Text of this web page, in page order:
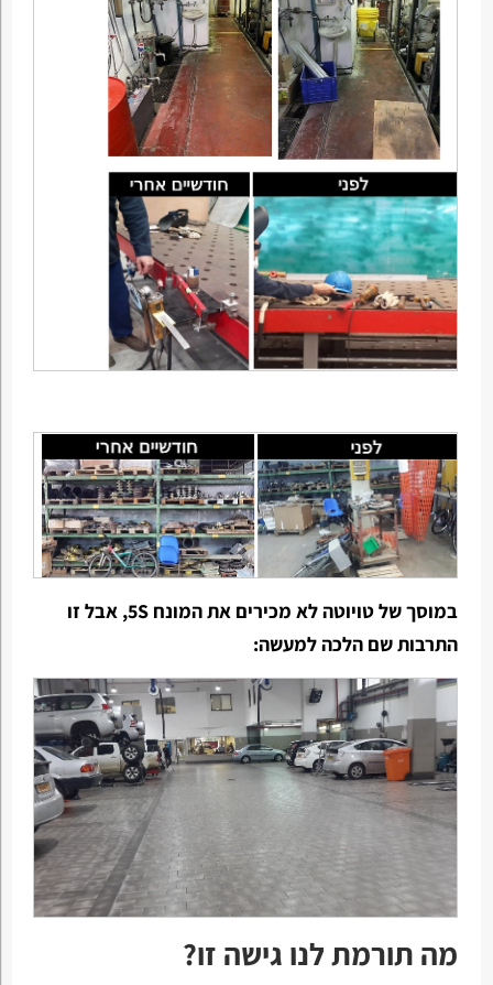
במוסך של טויוטה לא מכירים את המונח 5S, אבל זו
התרבות שם הלכה למעשה:
מה תורמת לנו גישה זו?